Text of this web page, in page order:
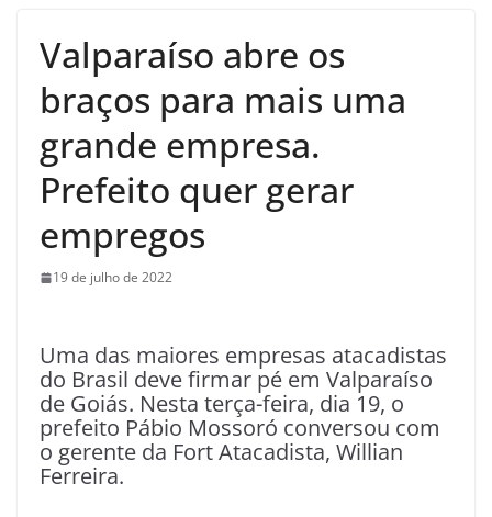
Valparaíso abre os
braços para mais uma
grande empresa.
Prefeito quer gerar
empregos
19 de julho de 2022
Uma das maiores empresas atacadistas
do Brasil deve firmar pé em Valparaíso
de Goiás. Nesta terça-feira, dia 19, o
prefeito Pábio Mossoró conversou com
o gerente da Fort Atacadista, Willian
Ferreira.